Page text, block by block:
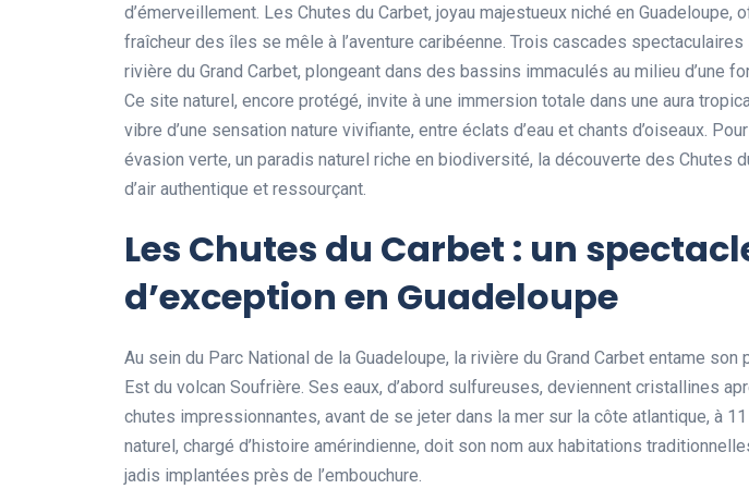
d’émerveillement. Les Chutes du Carbet, joyau majestueux niché en Guadeloupe,
fraîcheur des îles se mêle à l’aventure caribéenne. Trois cascades spectaculaires
rivière du Grand Carbet, plongeant dans des bassins immaculés au milieu d’une
Ce site naturel, encore protégé, invite à une immersion totale dans une aura
vibre d’une sensation nature vivifiante, entre éclats d’eau et chants d’oiseaux.
évasion verte, un paradis naturel riche en biodiversité, la découverte des Chutes
d’air authentique et ressourçant.
Les Chutes du Carbet : un
d’exception en Guadeloupe
Au sein du Parc National de la Guadeloupe, la rivière du Grand Carbet entame
Est du volcan Soufrière. Ses eaux, d’abord sulfureuses, deviennent cristallines
chutes impressionnantes, avant de se jeter dans la mer sur la côte atlantique, à
naturel, chargé d’histoire amérindienne, doit son nom aux habitations
jadis implantées près de l’embouchure.